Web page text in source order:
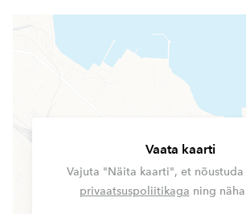
Vaata kaarti
Vajuta "Näita kaarti", et
privaatsuspoliitikaga ning